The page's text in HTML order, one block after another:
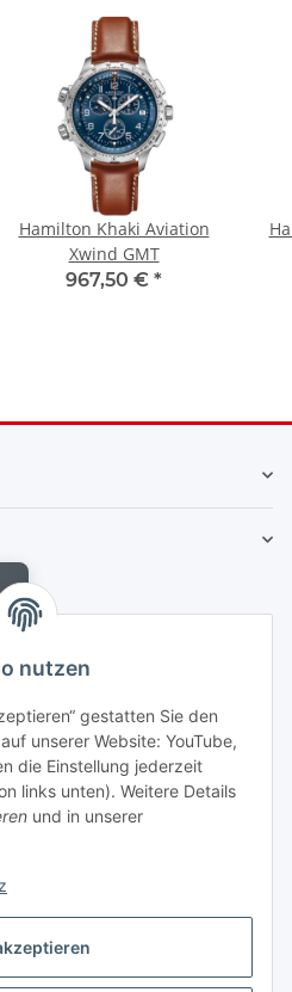
nutzen
gestatten Sie den
unserer Website: YouTube,
die Einstellung jederzeit
links unten). Weitere Details
und in unserer
Hamilton Khaki Aviation
Xwind GMT
967,50 € *